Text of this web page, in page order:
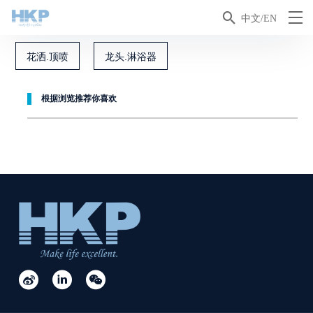
 中文/EN
花洒.顶喷 龙头.淋浴器
根据浏览推荐你喜欢
  